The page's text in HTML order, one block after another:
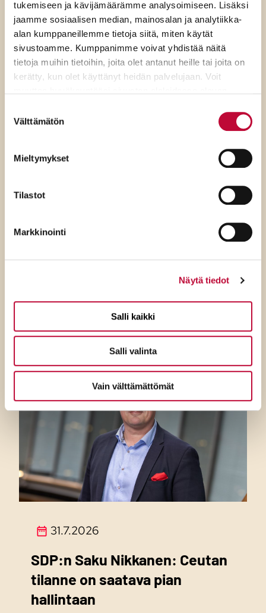
tukemiseen ja kävijämäärämme analysoimiseen. Lisäksi
jaamme sosiaalisen median, mainosalan ja analytiikka-
alan kumppaneillemme tietoja siitä, miten käytät
sivustoamme. Kumppanimme voivat yhdistää näitä
tietoja muihin tietoihin, joita olet antanut heille tai joita on
kerätty, kun olet käyttänyt heidän palvelujaan. Voit
valinta
Välttämätön
Mieltymykset
Tilastot
Markkinointi
Näytä tiedot
Salli kaikki
Salli valinta
Vain välttämättömät
vaatii pääministeriä
irtisanoutumaan sisäministeri
Rantasen puheista Ceutan
kriisitilanteessa
31.7.2026
SDP:n Saku Nikkanen: Ceutan
tilanne on saatava pian
hallintaan